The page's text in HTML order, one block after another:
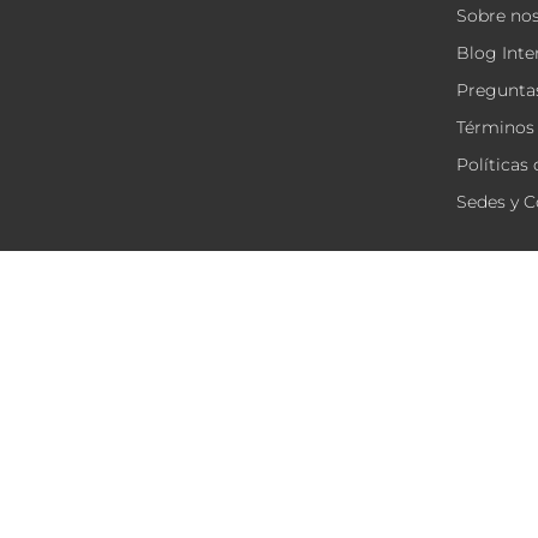
Sobre
Blog
Políticas
Sedes y